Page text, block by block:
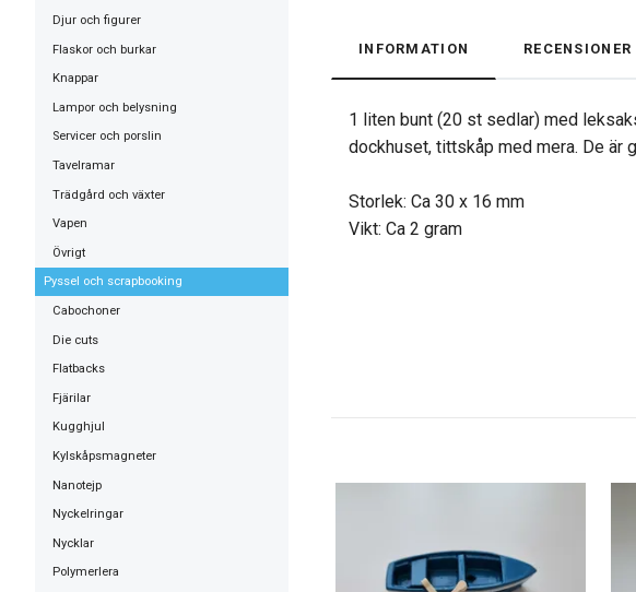
Djur och figurer
Flaskor och burkar
Knappar
Lampor och belysning
Servicer och porslin
Tavelramar
Trädgård och växter
Vapen
Övrigt
Pyssel och scrapbooking
Cabochoner
Die cuts
Flatbacks
Fjärilar
Kugghjul
Kylskåpsmagneter
Nanotejp
Nyckelringar
Nycklar
Polymerlera
INFORMATION RECENSIONER
1 liten bunt (20 st sedlar) med
dockhuset, tittskåp med mera. De är
Storlek: Ca 30 x 16 mm
Vikt: Ca 2 gram